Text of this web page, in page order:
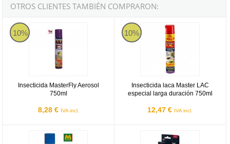
OTROS CLIENTES TAMBIÉN COMPRARON:
10%
Insecticida MasterFly Aerosol
750ml
8,28 € IVA incl.
Insecticida MasterFly Aerosol 750ml
10%
Insecticida laca Master LAC
especial larga duración 750ml
12,47 € IVA incl.
Insecticida laca Master LAC